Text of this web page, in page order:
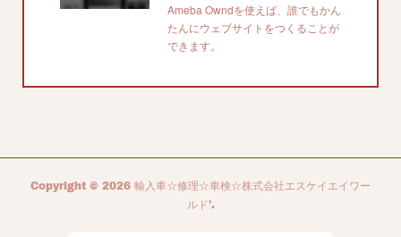
Ameba Owndを使えば、誰でもかん
たんにウェブサイトをつくることが
できます。
Copyright © 2026 輸入車☆修理☆車検☆株式会社エスケイエイワー
ルド'.